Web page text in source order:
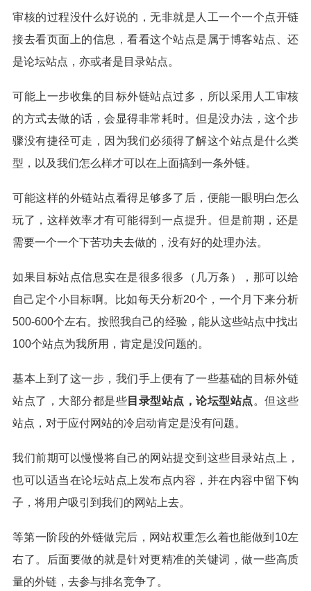
审核的过程没什么好说的，无非就是人工一个一个点开链
接去看页面上的信息，看看这个站点是属于博客站点、还
是论坛站点，亦或者是目录站点。
可能上一步收集的目标外链站点过多，所以采用人工审核
的方式去做的话，会显得非常耗时。但是没办法，这个步
骤没有捷径可走，因为我们必须得了解这个站点是什么类
型，以及我们怎么样才可以在上面搞到一条外链。
可能这样的外链站点看得足够多了后，便能一眼明白怎么
玩了，这样效率才有可能得到一点提升。但是前期，还是
需要一个一个下苦功夫去做的，没有好的处理办法。
如果目标站点信息实在是很多很多（几万条），那可以给
自己定个小目标啊。比如每天分析20个，一个月下来分析
500-600个左右。按照我自己的经验，能从这些站点中找出
100个站点为我所用，肯定是没问题的。
基本上到了这一步，我们手上便有了一些基础的目标外链
站点了，大部分都是些 目录型站点，论坛型站点 。但这些
站点，对于应付网站的冷启动肯定是没有问题。
我们前期可以慢慢将自己的网站提交到这些目录站点上，
也可以适当在论坛站点上发布点内容，并在内容中留下钩
子，将用户吸引到我们的网站上去。
等第一阶段的外链做完后，网站权重怎么着也能做到10左
右了。后面要做的就是针对更精准的关键词，做一些高质
量的外链，去参与排名竞争了。